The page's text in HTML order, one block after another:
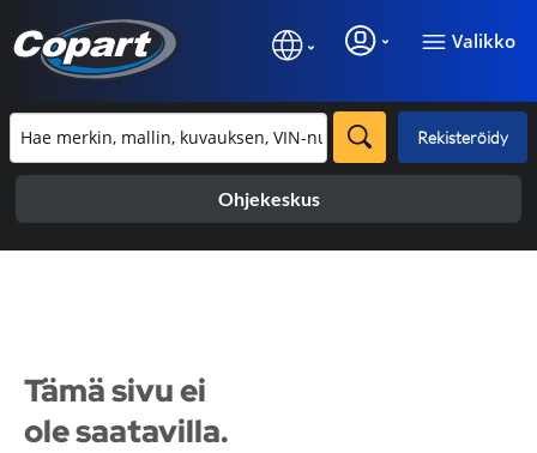
Valikko
Rekisteröidy
Ohjekeskus
Tämä sivu ei
ole saatavilla.